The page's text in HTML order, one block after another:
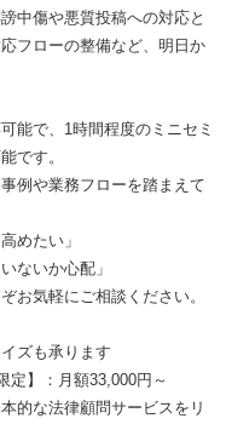
中傷や悪質投稿への対応と
フローの整備など、明日か
能で、1時間程度のミニセミ
です。
例や業務フローを踏まえて
めたい」
ないか心配」
お気軽にご相談ください。
ズも承ります
定】：月額33,000円～
的な法律顧問サービスをリ